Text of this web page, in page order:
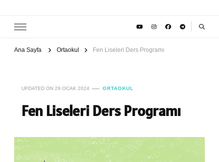
Ana Sayfa Ortaokul Fen Liseleri Ders Programı
UPDATED ON 29 OCAK 2024 ORTAOKUL
Fen Liseleri Ders Programı